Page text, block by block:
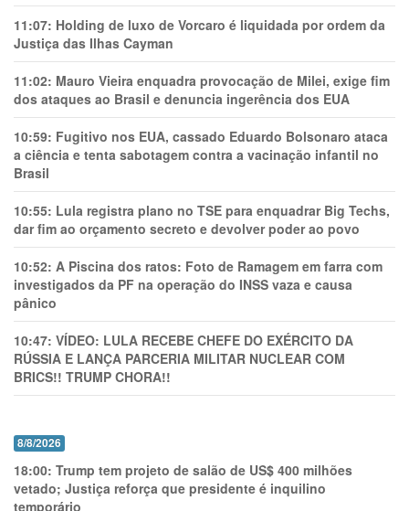
11:07: Holding de luxo de Vorcaro é liquidada por ordem da
Justiça das Ilhas Cayman
11:02: Mauro Vieira enquadra provocação de Milei, exige fim
dos ataques ao Brasil e denuncia ingerência dos EUA
10:59: Fugitivo nos EUA, cassado Eduardo Bolsonaro ataca
a ciência e tenta sabotagem contra a vacinação infantil no
Brasil
10:55: Lula registra plano no TSE para enquadrar Big Techs,
dar fim ao orçamento secreto e devolver poder ao povo
10:52: A Piscina dos ratos: Foto de Ramagem em farra com
investigados da PF na operação do INSS vaza e causa
pânico
10:47: VÍDEO: LULA RECEBE CHEFE DO EXÉRCITO DA
RÚSSIA E LANÇA PARCERIA MILITAR NUCLEAR COM
BRICS!! TRUMP CHORA!!
8/8/2026
18:00: Trump tem projeto de salão de US$ 400 milhões
vetado; Justiça reforça que presidente é inquilino
temporário